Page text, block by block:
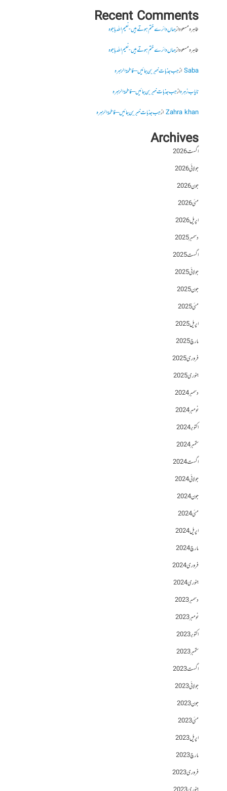
Recent Comments
طاہرہ مسعودازجہاں دائرے ختم ہوتے ہیں- نعیم اللہ باجوہ
طاہرہ مسعودازجہاں دائرے ختم ہوتے ہیں- نعیم اللہ باجوہ
Sabaازجب جذبات خبر بن جائیں – فاطمۃالزہرہ
نایاب زہرہازجب جذبات خبر بن جائیں – فاطمۃالزہرہ
Zahra khanازجب جذبات خبر بن جائیں – فاطمۃالزہرہ
Archives
اگست 2026
جولائی 2026
جون 2026
مئی 2026
اپریل 2026
دسمبر 2025
اگست 2025
جولائی 2025
جون 2025
مئی 2025
اپریل 2025
مارچ 2025
فروری 2025
جنوری 2025
دسمبر 2024
نومبر 2024
اکتوبر 2024
ستمبر 2024
اگست 2024
جولائی 2024
جون 2024
مئی 2024
اپریل 2024
مارچ 2024
فروری 2024
جنوری 2024
دسمبر 2023
نومبر 2023
اکتوبر 2023
ستمبر 2023
اگست 2023
جولائی 2023
جون 2023
مئی 2023
اپریل 2023
مارچ 2023
فروری 2023